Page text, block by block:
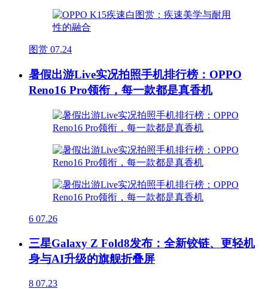
图赏 07.24
暑假出游Live实况拍照手机排行榜：OPPO
Reno16 Pro领衔，每一款都是真香机
6 07.26
三星Galaxy Z Fold8发布：全新铰链、更轻机
身与AI升级的旗舰折叠屏
8 07.23